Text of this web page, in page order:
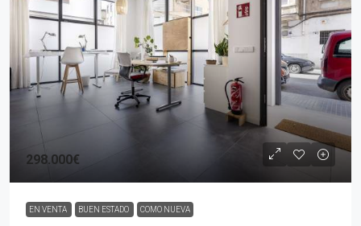
298.000€
EN VENTA BUEN ESTADO COMO NUEVA